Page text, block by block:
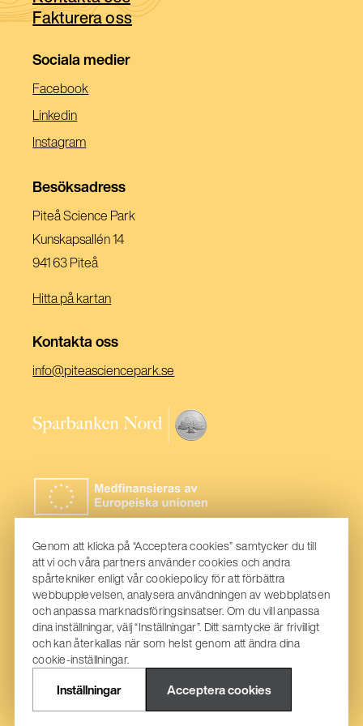
fönster)
Fakturera oss
Sociala medier
Facebook(Öppnas
Linkedin(Öppnas
I
Nytt
Instagram(Öppnas
Ett
Besöksadress
Piteå Science Park
Kunskapsallén 14
941 63 Piteå
Hitta på kartan
Kontakta oss
info@piteasciencepark.se
ett
nytt
(Öppnas
nytt
fönster)
Genom att klicka på “Acceptera cookies” samtycker du till
att vi och våra partners använder cookies och andra
spårtekniker enligt vår cookiepolicy för att förbättra
webbupplevelsen, analysera användningen av webbplatsen
och anpassa marknadsföringsinsatser. Om du vill anpassa
dina inställningar, välj “Inställningar”. Ditt samtycke är frivilligt
och kan återkallas när som helst genom att ändra dina
cookie-inställningar.
Inställningar Acceptera cookies